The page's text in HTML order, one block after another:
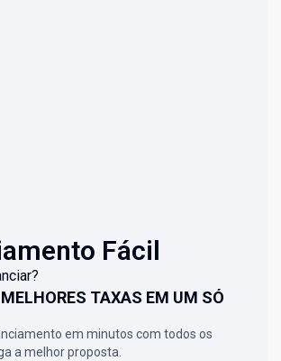
Fácil
TAXAS EM UM SÓ
em minutos com todos os
a melhor proposta.